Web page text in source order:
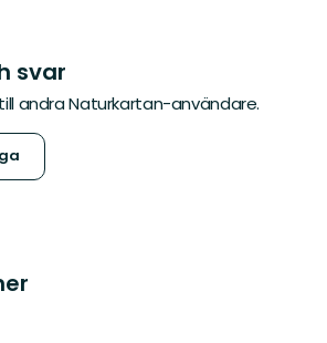
svar
andra Naturkartan-användare.